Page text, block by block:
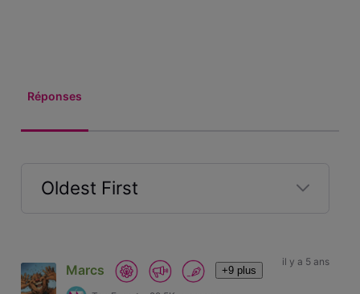
Réponses
Oldest First
FirstMarcs +9 plus
il y a 5 ans